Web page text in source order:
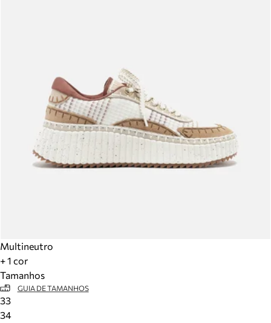
Multineutro
+ 1 cor
Tamanhos
GUIA DE TAMANHOS
33
34